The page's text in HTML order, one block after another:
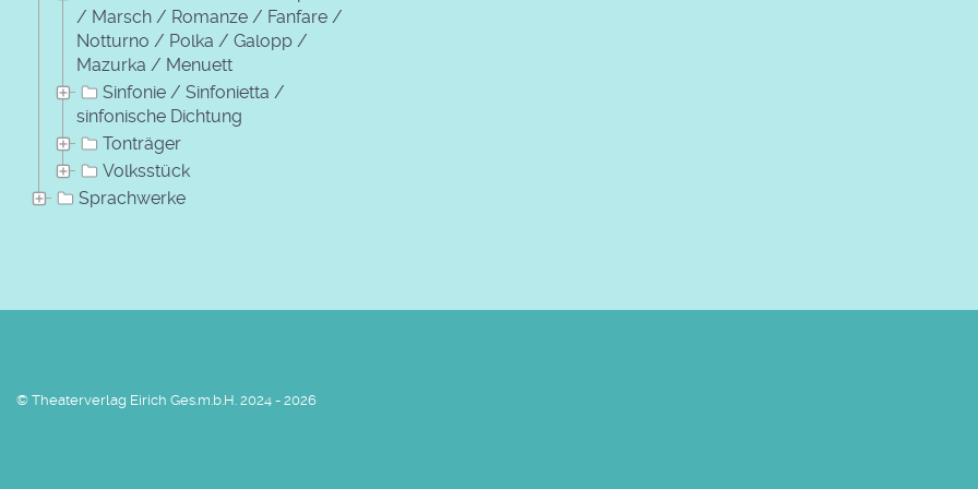
/ Marsch / Romanze / Fanfare /
Notturno / Polka / Galopp /
Mazurka / Menuett
Sinfonie / Sinfonietta /
sinfonische Dichtung
Tonträger
Volksstück
Sprachwerke
© Theaterverlag Eirich Ges.m.b.H. 2024 - 2026